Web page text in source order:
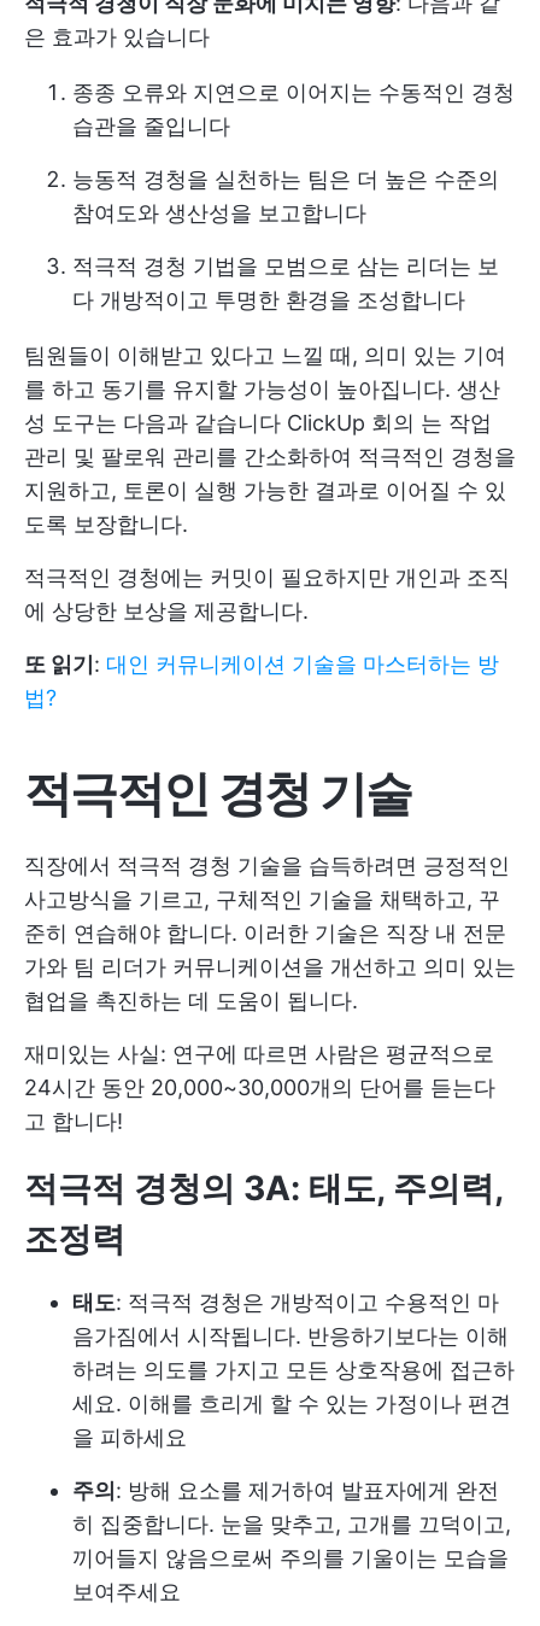
은 효과가 있습니다
종종 오류와 지연으로 이어지는 수동적인 경청
습관을 줄입니다
능동적 경청을 실천하는 팀은 더 높은 수준의
참여도와 생산성을 보고합니다
적극적 경청 기법을 모범으로 삼는 리더는 보
다 개방적이고 투명한 환경을 조성합니다
팀원들이 이해받고 있다고 느낄 때, 의미 있는 기여
를 하고 동기를 유지할 가능성이 높아집니다. 생산
성 도구는 다음과 같습니다 ClickUp 회의 는 작업
관리 및 팔로워 관리를 간소화하여 적극적인 경청을
지원하고, 토론이 실행 가능한 결과로 이어질 수 있
도록 보장합니다.
적극적인 경청에는 커밋이 필요하지만 개인과 조직
에 상당한 보상을 제공합니다.
또 읽기 : 대인 커뮤니케이션 기술을 마스터하는 방
법?
적극적인 경청 기술
직장에서 적극적 경청 기술을 습득하려면 긍정적인
사고방식을 기르고, 구체적인 기술을 채택하고, 꾸
준히 연습해야 합니다. 이러한 기술은 직장 내 전문
가와 팀 리더가 커뮤니케이션을 개선하고 의미 있는
협업을 촉진하는 데 도움이 됩니다.
재미있는 사실: 연구에 따르면 사람은 평균적으로
24시간 동안 20,000~30,000개의 단어를 듣는다
고 합니다!
적극적 경청의 3A: 태도, 주의력,
조정력
태도: 적극적 경청은 개방적이고 수용적인 마
음가짐에서 시작됩니다. 반응하기보다는 이해
하려는 의도를 가지고 모든 상호작용에 접근하
세요. 이해를 흐리게 할 수 있는 가정이나 편견
을 피하세요
주의 : 방해 요소를 제거하여 발표자에게 완전
히 집중합니다. 눈을 맞추고, 고개를 끄덕이고,
끼어들지 않음으로써 주의를 기울이는 모습을
보여주세요